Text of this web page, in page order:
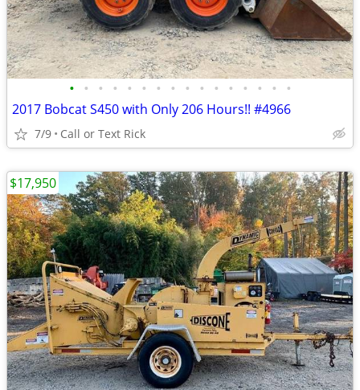
• • • • • • • • • • • • • • • •
2017 Bobcat S450 with Only 206 Hours!! #4966
7/9 Call or Text Rick
$17,950